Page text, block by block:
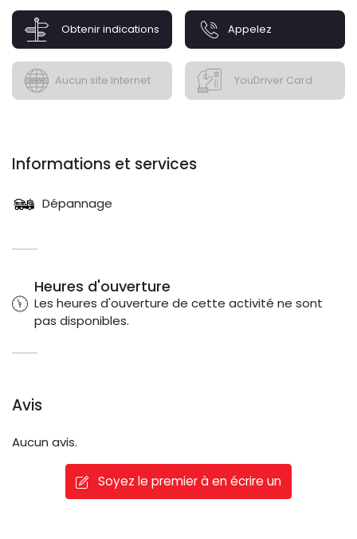
Obtenir indications Appelez
Aucun site Internet YouDriver Card
Informations et services
Dépannage
Heures d'ouverture
Les heures d'ouverture de cette activité ne sont
pas disponibles.
Avis
Aucun avis.
Soyez le premier à en écrire un